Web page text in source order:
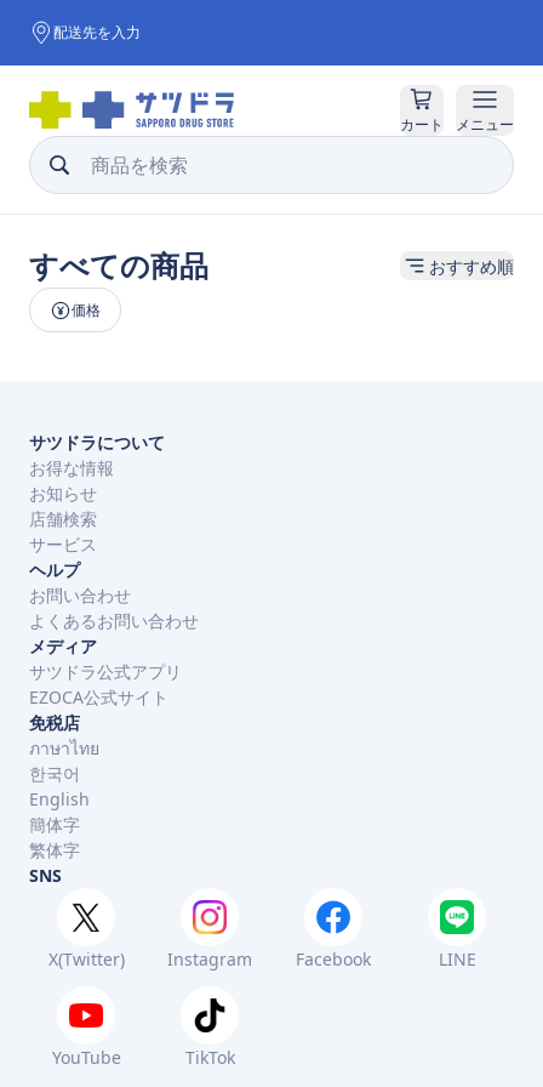
配送先を入力
カート メニュー
すべての商品 おすすめ順
価格
サツドラについて
お得な情報
お知らせ
店舗検索
サービス
ヘルプ
お問い合わせ
よくあるお問い合わせ
メディア
サツドラ公式アプリ
EZOCA公式サイト
免税店
ภาษาไทย
한국어
English
簡体字
繁体字
SNS
X(Twitter) Instagram Facebook LINE
YouTube TikTok